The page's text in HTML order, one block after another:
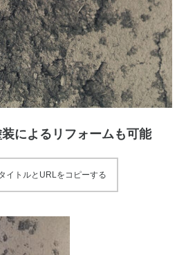
によるリフォームも可能
イトルとURLをコピーする